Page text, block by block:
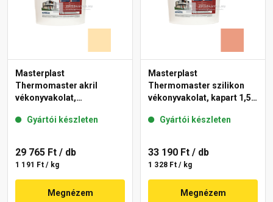
Masterplast
Thermomaster akril
vékonyvakolat,
01-E 25 kg
Gyártói készleten
29 765 Ft / db
1 191 Ft / kg
Megnézem
Masterplast
Thermomaster szilikon
vékonyvakolat, kapart 1,5
Gyártói készleten
33 190 Ft / db
1 328 Ft / kg
Megnézem